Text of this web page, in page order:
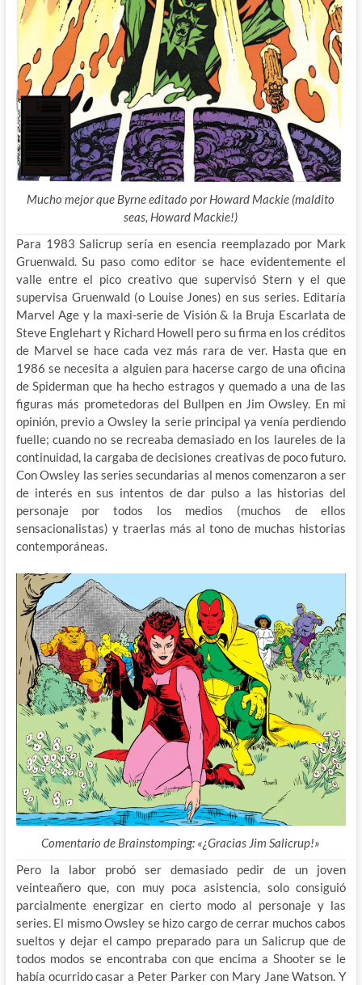
Mucho mejor que Byrne editado por Howard Mackie (maldito
seas, Howard Mackie!)
Para 1983 Salicrup sería en esencia reemplazado por Mark
Gruenwald. Su paso como editor se hace evidentemente el
valle entre el pico creativo que supervisó Stern y el que
supervisa Gruenwald (o Louise Jones) en sus series. Editaría
Marvel Age y la maxi-serie de Visión & la Bruja Escarlata de
Steve Englehart y Richard Howell pero su firma en los créditos
de Marvel se hace cada vez más rara de ver. Hasta que en
1986 se necesita a alguien para hacerse cargo de una oficina
de Spiderman que ha hecho estragos y quemado a una de las
figuras más prometedoras del Bullpen en Jim Owsley. En mi
opinión, previo a Owsley la serie principal ya venía perdiendo
fuelle; cuando no se recreaba demasiado en los laureles de la
continuidad, la cargaba de decisiones creativas de poco futuro.
Con Owsley las series secundarias al menos comenzaron a ser
de interés en sus intentos de dar pulso a las historias del
personaje por todos los medios (muchos de ellos
sensacionalistas) y traerlas más al tono de muchas historias
contemporáneas.
Comentario de Brainstomping: «¿Gracias Jim Salicrup!»
Pero la labor probó ser demasiado pedir de un joven
veinteañero que, con muy poca asistencia, solo consiguió
parcialmente energizar en cierto modo al personaje y las
series. El mismo Owsley se hizo cargo de cerrar muchos cabos
sueltos y dejar el campo preparado para un Salicrup que de
todos modos se encontraba con que encima a Shooter se le
había ocurrido casar a Peter Parker con Mary Jane Watson. Y